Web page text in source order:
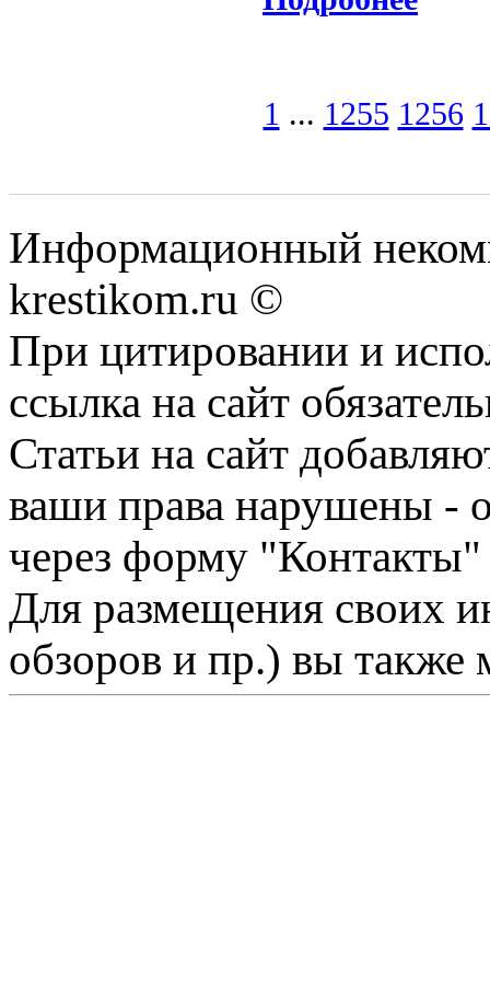
1 ... 1255 1256
Информационный
krestikom.ru ©
При цитировании и
ссылка на сайт
Статьи на сайт
ваши права нарушены -
через форму "Контакты"
Для размещения своих
обзоров и пр.) вы также